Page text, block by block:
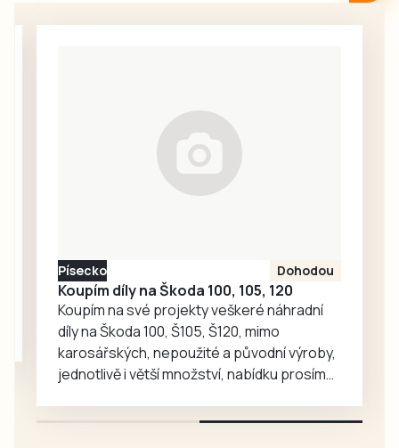
srpen a neděje se
Písecko Dohodou
Koupím díly na Škoda 100, 105, 120
Koupím na své projekty veškeré náhradní
díly na Škoda 100, Š105, Š120, mimo
karosářských, nepoužité a původní výroby,
jednotlivě i větší množství, nabídku prosím